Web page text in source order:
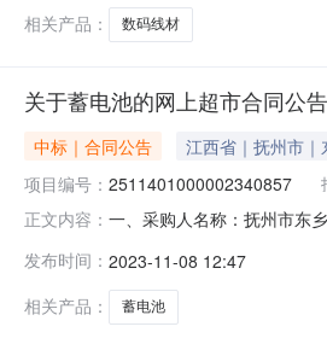
相关产品：
数码线材
关于蓄电池的网上超市合同公告
中标｜合同公告 江西省｜抚州市｜
项目编号： 2511401000002340857
正文内容： 一、采购人名称：抚州市东
力/
发布时间： 2023-11-08 12:47
相关产品：
蓄电池